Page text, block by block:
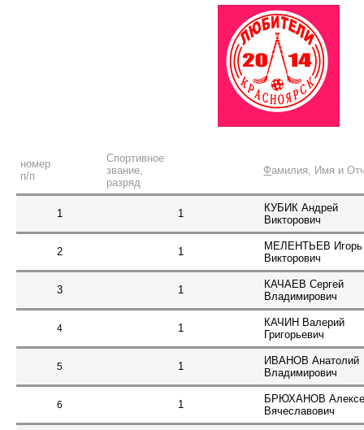
номер
п/п
Спортивное
звание,
разряд
Фамилия, Имя и
1 1
КУБИК Андрей
Викторович
2 1
МЕЛЕНТЬЕВ Игорь
Викторович
3 1
КАЧАЕВ Сергей
Владимирович
4 1
КАЧИН Валерий
Григорьевич
5 1
ИВАНОВ Анатолий
Владимирович
6 1
БРЮХАНОВ
Вячеславович